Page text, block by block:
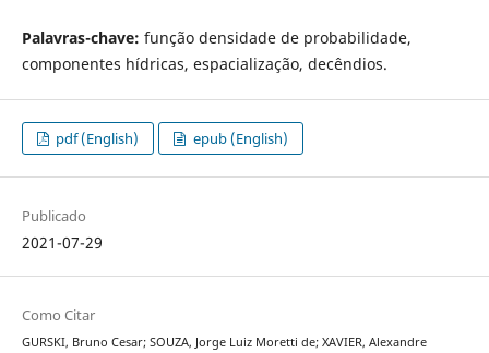
Palavras-chave: função densidade de probabilidade,
componentes hídricas, espacialização, decêndios.
pdf (English) epub (English)
Publicado
2021-07-29
Como Citar
GURSKI, Bruno Cesar; SOUZA, Jorge Luiz Moretti de; XAVIER, Alexandre